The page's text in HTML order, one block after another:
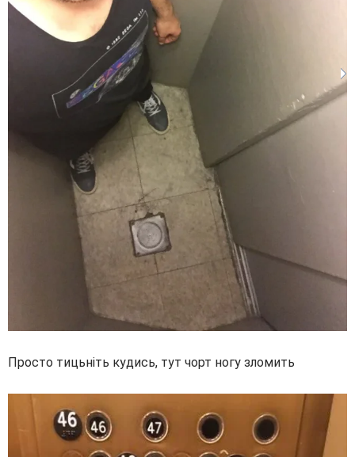
Просто тицьніть кудись, тут чорт ногу зломить